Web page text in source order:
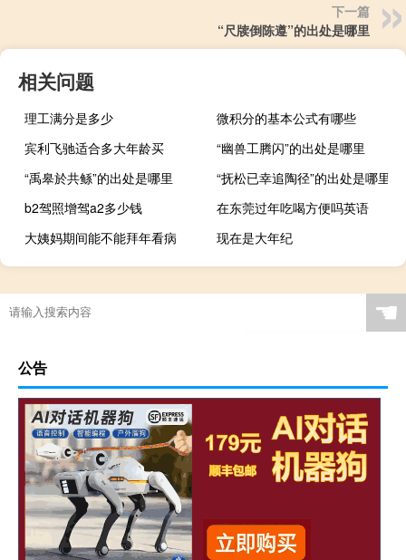
下一篇
“尺牍倒陈遵”的出处是哪里
相关问题
理工满分是多少
微积分的基本公式有哪些
宾利飞驰适合多大年龄买
“幽兽工腾闪”的出处是哪里
“禹皋於共鲧”的出处是哪里
“抚松已幸追陶径”的出处是哪里
b2驾照增驾a2多少钱
在东莞过年吃喝方便吗英语
大姨妈期间能不能拜年看病
现在是大年纪
☚
公告